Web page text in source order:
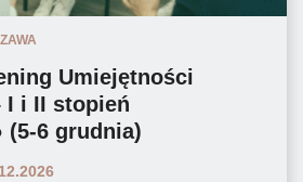
Umiejętności
I i II stopień
(5-6 grudnia)